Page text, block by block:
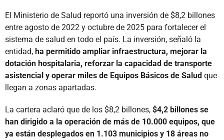
El Ministerio de Salud reportó una inversión de $8,2 billones
entre agosto de 2022 y octubre de 2025 para fortalecer el
sistema de salud en todo el país. La inversión, señaló la
entidad, ha permitido ampliar infraestructura, mejorar la
dotación hospitalaria, reforzar la capacidad de transporte
asistencial y operar miles de Equipos Básicos de Salud que
llegan a zonas apartadas.
La cartera aclaró que de los $8,2 billones, $4,2 billones se
han dirigido a la operación de más de 10.000 equipos, que
ya están desplegados en 1.103 municipios y 18 áreas no